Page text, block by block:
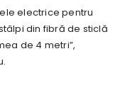
electrice pentru
din fibră de sticlă
de 4 metri”,